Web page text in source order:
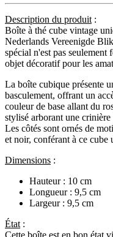
Description du produit :
Boîte à thé cube vintage
Nederlands Vereenigde
spécial n'est pas
objet décoratif pour les
La boîte cubique présente
basculement, offrant un
couleur de base allant du
stylisé arborant une
Les côtés sont ornés de
et noir, conférant à ce cube
Dimensions :
Hauteur : 10 cm
Longueur : 9,5 cm
Largeur : 9,5 cm
État :
Cette boîte est en bon état